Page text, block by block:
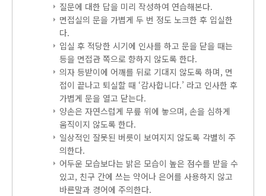
질문에 대한 답을 미리 작성하여 연습해본다.
면접실의 문을 가볍게 두 번 정도 노크한 후 입실한
다.
입실 후 적당한 시기에 인사를 하고 문을 닫을 때는
등을 면접관 쪽으로 향하지 않도록 한다.
의자 등받이에 어깨를 뒤로 기대지 않도록 하며, 면
접이 끝나고 퇴실할 때 ‘감사합니다.’ 라고 인사한 후
가볍게 문을 열고 닫는다.
양손은 자연스럽게 무릎 위에 놓으며, 손을 심하게
움직이지 않도록 한다.
일상적인 잘못된 버릇이 보여지지 않도록 각별히 주
의한다.
어두운 모습보다는 밝은 모습이 높은 점수를 받을 수
있고, 친구 간에 쓰는 약어나 은어를 사용하지 않고
바른말과 경어에 주의한다.